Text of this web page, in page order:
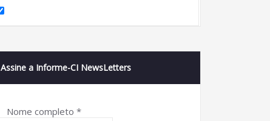
Assine a Informe-CI NewsLetters
Nome completo *